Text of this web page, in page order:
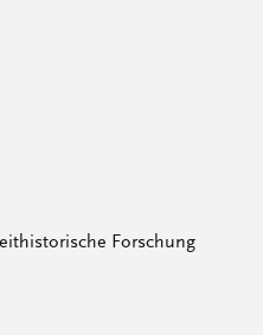
Forschung